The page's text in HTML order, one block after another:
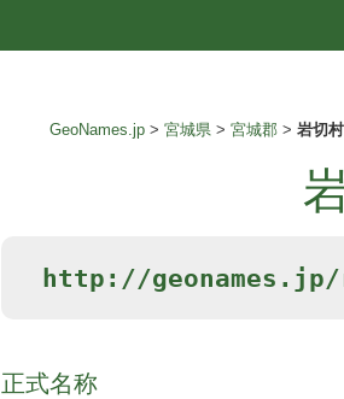
GeoNames.jp 宮城県 宮城郡 岩切村
http://geonames.jp/
正式名称